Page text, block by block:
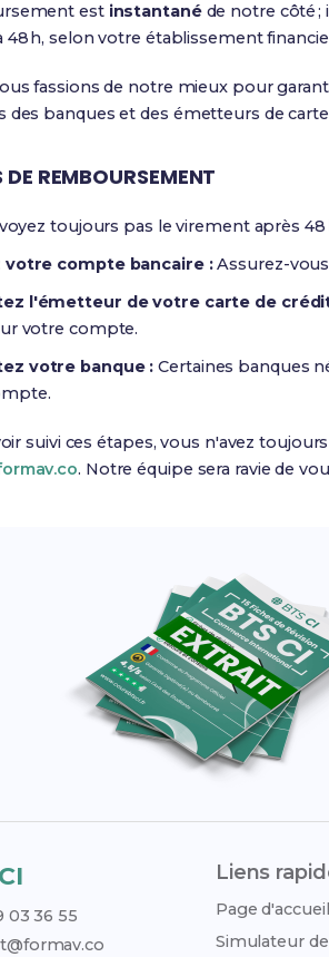
est instantanéde notre côté ;
48 h, selon votre établissement
fassions de notre mieux pour
des banques et des émetteurs de
DE REMBOURSEMENT
toujours pas le virement après 48
votre compte bancaire :Assurez-
l'émetteur de votre carte de
votre compte.
votre banque : Certaines banques
suivi ces étapes, vous n'avez
. Notre équipe sera ravie de
CI
03 36 55
Liens
Page d'accueil
Simulateur